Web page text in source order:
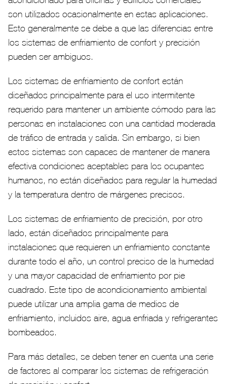
son utilizados ocasionalmente en estas aplicaciones.
Esto generalmente se debe a que las diferencias entre
los sistemas de enfriamiento de confort y precisión
pueden ser ambiguos.
Los sistemas de enfriamiento de confort están
diseñados principalmente para el uso intermitente
requerido para mantener un ambiente cómodo para las
personas en instalaciones con una cantidad moderada
de tráfico de entrada y salida. Sin embargo, si bien
estos sistemas son capaces de mantener de manera
efectiva condiciones aceptables para los ocupantes
humanos, no están diseñados para regular la humedad
y la temperatura dentro de márgenes precisos.
Los sistemas de enfriamiento de precisión, por otro
lado, están diseñados principalmente para
instalaciones que requieren un enfriamiento constante
durante todo el año, un control preciso de la humedad
y una mayor capacidad de enfriamiento por pie
cuadrado. Este tipo de acondicionamiento ambiental
puede utilizar una amplia gama de medios de
enfriamiento, incluidos aire, agua enfriada y refrigerantes
bombeados.
Para más detalles, se deben tener en cuenta una serie
de factores al comparar los sistemas de refrigeración